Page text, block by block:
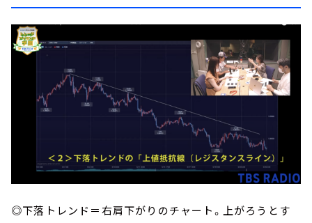
◎下落トレンド＝右肩下がりのチャート。上がろうとす